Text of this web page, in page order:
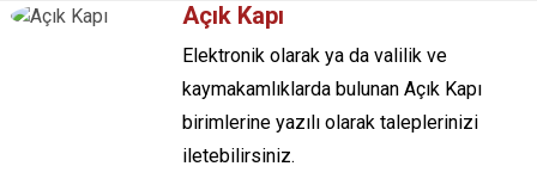
Açık Kapı
Elektronik olarak ya da valilik ve
kaymakamlıklarda bulunan Açık Kapı
birimlerine yazılı olarak taleplerinizi
iletebilirsiniz.